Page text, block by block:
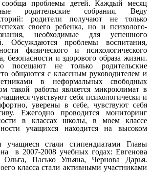
сообща проблемы детей. Каждый месяц
родительские собрания. Веду
родители получают не только
своего ребенка, но и психолого-
знания, необходимые для успешного
Обсуждаются проблемы воспитания,
физического и психологического
безопасности и здорового образа жизни.
посещают не только родительские
общаются с классным руководителем и
в неформальных свободных
такой работы является микроклимат в
чувствуют себя психологически и
уверены в себе, чувствуют себя
Ежегодно проводится мониторинг
в классах школы, в моем классе
учащихся находится на высоком
стали стипендиатами Главы
в 2007-2008 учебных годах: Евгенова
Ольга, Пасько Ульяна, Чернова Дарья.
класса стали активными участниками